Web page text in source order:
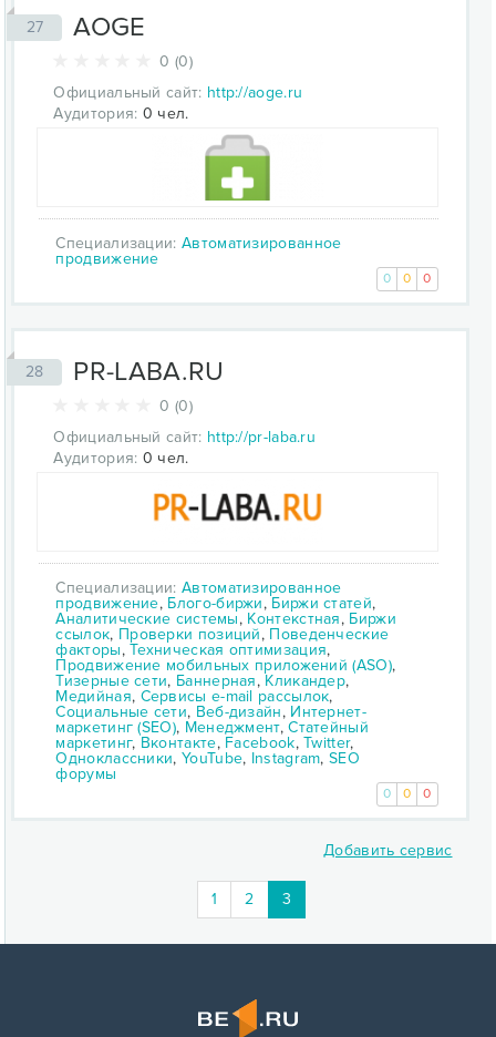
27 AOGE
0 (0)
Официальный сайт: http://aoge.ru
Аудитория: 0 чел.
Специализации: Автоматизированное
продвижение
0 0 0
28 PR-LABA.RU
0 (0)
Официальный сайт: http://pr-laba.ru
Аудитория: 0 чел.
Специализации: Автоматизированное
продвижение, Блого-биржи, Биржи статей,
Аналитические системы, Контекстная, Биржи
ссылок, Проверки позиций, Поведенческие
факторы,Техническая оптимизация,
Продвижение мобильных приложений (ASO),
Тизерные сети, Баннерная, Кликандер,
Медийная, Сервисы e-mail рассылок,
Социальные сети, Веб-дизайн, Интернет-
маркетинг (SEO), Менеджмент,Статейный
маркетинг, Вконтакте, Facebook,Twitter,
Одноклассники, YouTube, Instagram,SEO
форумы
0 0 0
Добавить сервис
1 2 3(current)